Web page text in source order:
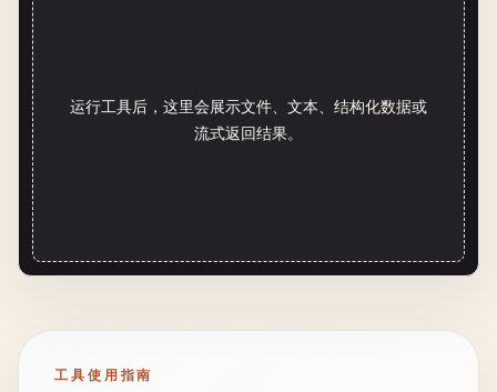
运行工具后，这里会展示文件、文本、结构化数据或
流式返回结果。
工具使用指南